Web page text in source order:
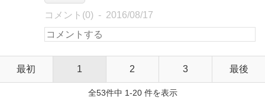
コメント(0) 2016/08/17
最初 1 2 3 最後
全53件中 1-20 件を表示